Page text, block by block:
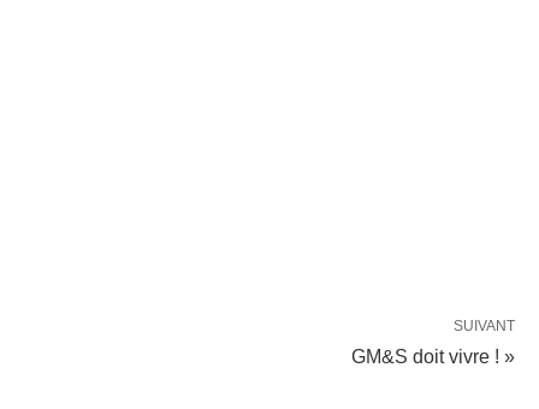
SUIVANT
GM&S doit vivre ! »